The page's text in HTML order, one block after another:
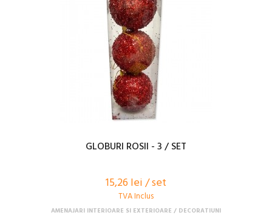
GLOBURI ROSII - 3 / SET
15,26 lei / set
TVA Inclus
AMENAJARI INTERIOARE SI EXTERIOARE DECORATIUNI